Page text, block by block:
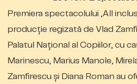
Premiera spectacolului „All
producţie regizată de Vlad
Palatul Naţional al Copiilor, cu
Marinescu, Marius Manole,
Zamfirescu şi Diana Roman au